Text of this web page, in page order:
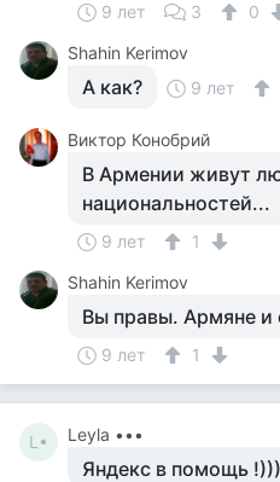
9 лет 3
0
Shahin Kerimov
А как? 9 лет
Виктор Конобрий
В Армении живут
национальностей...
9 лет
1
Shahin Kerimov
Вы правы. Армяне и
9 лет 1
L• Leyla •••
Яндекс в помощь